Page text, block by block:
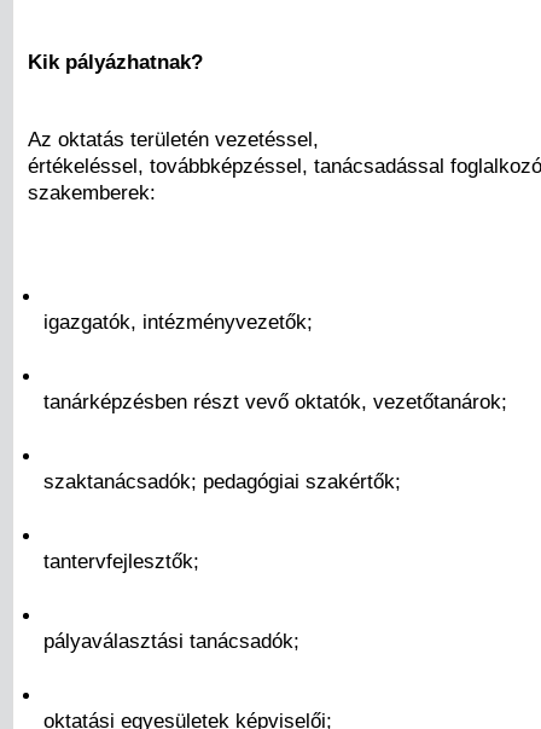
Kik pályázhatnak?
Az oktatás területén vezetéssel,
értékeléssel, továbbképzéssel, tanácsadással foglalkozó
szakemberek:
igazgatók, intézményvezetők;
tanárképzésben részt vevő oktatók, vezetőtanárok;
szaktanácsadók; pedagógiai szakértők;
tantervfejlesztők;
pályaválasztási tanácsadók;
oktatási egyesületek képviselői;